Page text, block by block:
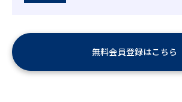
無料会員登録はこちら